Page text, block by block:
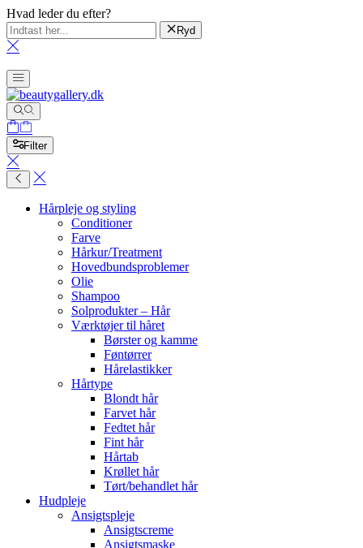
Hvad leder du efter?
Ryd
Filter
Hårpleje og styling
Conditioner
Farve
Hårkur/Treatment
Hovedbundsproblemer
Olie
Shampoo
Solprodukter – Hår
Værktøjer til håret
Børster og kamme
Føntørrer
Hårelastikker
Hårtype
Blondt hår
Farvet hår
Fedtet hår
Fint hår
Hårtab
Krøllet hår
Tørt/behandlet hår
Hudpleje
Ansigtspleje
Ansigtscreme
Ansigtsmaske